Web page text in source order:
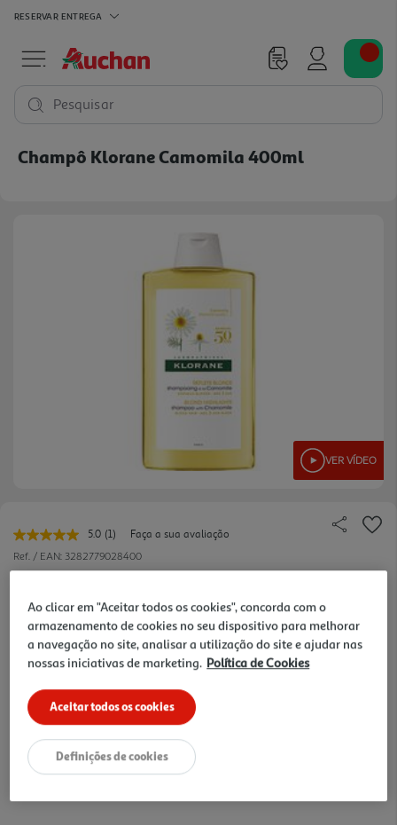
RESERVAR ENTREGA
Pesquisar
Champô Klorane Camomila 400ml
VER VÍDEO
5.0 Leu
uma
avaliação.
para
a
mesma
página.
(1)
Faça a sua avaliação
Ref. / EAN: 3282779028400
18,90 €
Notas de preparação
Ao clicar em "Aceitar todos os cookies", concorda com o
armazenamento de cookies no seu dispositivo para melhorar
a navegação no site, analisar a utilização do site e ajudar nas
nossas iniciativas de marketing. Política de Cookies
Aceitar todos os cookies
Definições de cookies